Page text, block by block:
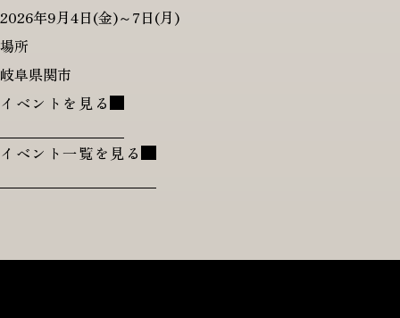
2026年9月4日(金)～7日(月)
場所
岐阜県関市
イベントを見る
イベント一覧を見る